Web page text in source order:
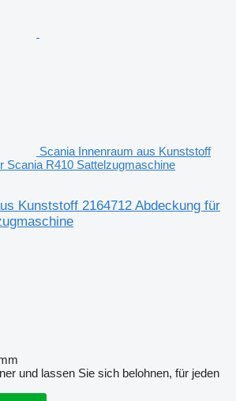
Scania Innenraum aus Kunststoff
Scania R410 Sattelzugmaschine
Kunststoff 2164712 Abdeckung für
und lassen Sie sich belohnen, für jeden